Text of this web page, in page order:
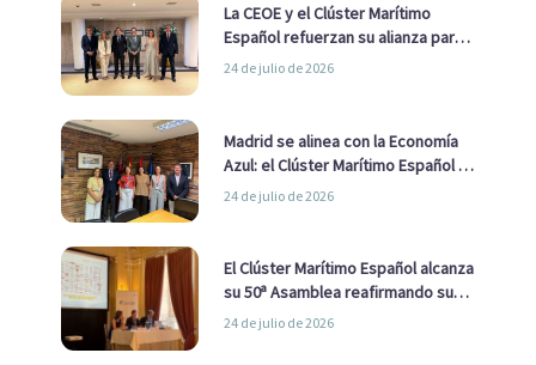
La CEOE y el Clúster Marítimo
Español refuerzan su alianza para
impulsar una estrategia Nacional
24 de julio de 2026
Madrid se alinea con la Economía
Azul: el Clúster Marítimo Español y
la Real Liga Naval avanzan alianzas
24 de julio de 2026
El Clúster Marítimo Español alcanza
su 50ª Asamblea reafirmando su
liderazgo en la Economía Azul
24 de julio de 2026